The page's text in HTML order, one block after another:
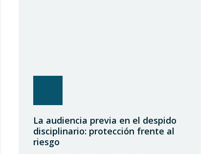
La audiencia previa en el despido
disciplinario: protección frente al
riesgo